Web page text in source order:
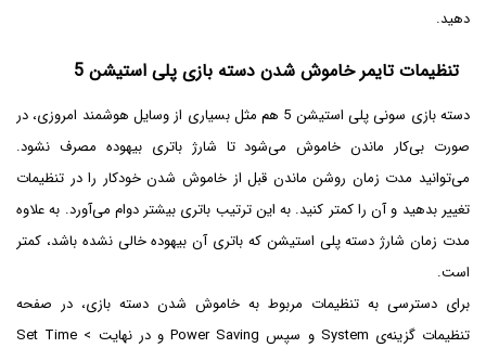
دهید.
تنظیمات تایمر خاموش شدن دسته بازی پلی استیشن 5
دسته بازی سونی پلی استیشن 5 هم مثل بسیاری از وسایل هوشمند امروزی، در
صورت بی‌کار ماندن خاموش می‌شود تا شارژ باتری بیهوده مصرف نشود.
می‌توانید مدت زمان روشن ماندن قبل از خاموش شدن خودکار را در تنظیمات
تغییر بدهید و آن را کمتر کنید. به این ترتیب باتری بیشتر دوام می‌آورد. به علاوه
مدت زمان شارژ دسته پلی استیشن که باتری آن بیهوده خالی نشده باشد، کمتر
است.
برای دسترسی به تنظیمات مربوط به خاموش شدن دسته بازی، در صفحه
تنظیمات گزینه‌ی System و سپس Power Saving و در نهایت > Set Time